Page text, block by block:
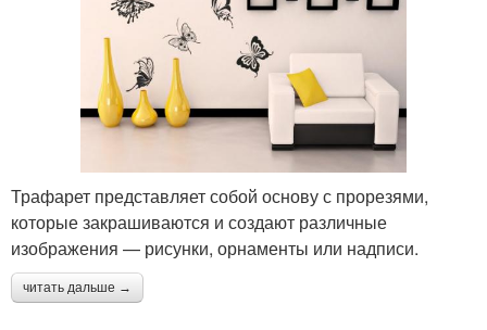
Трафарет представляет собой основу с прорезями,
которые закрашиваются и создают различные
изображения — рисунки, орнаменты или надписи.
читать дальше →